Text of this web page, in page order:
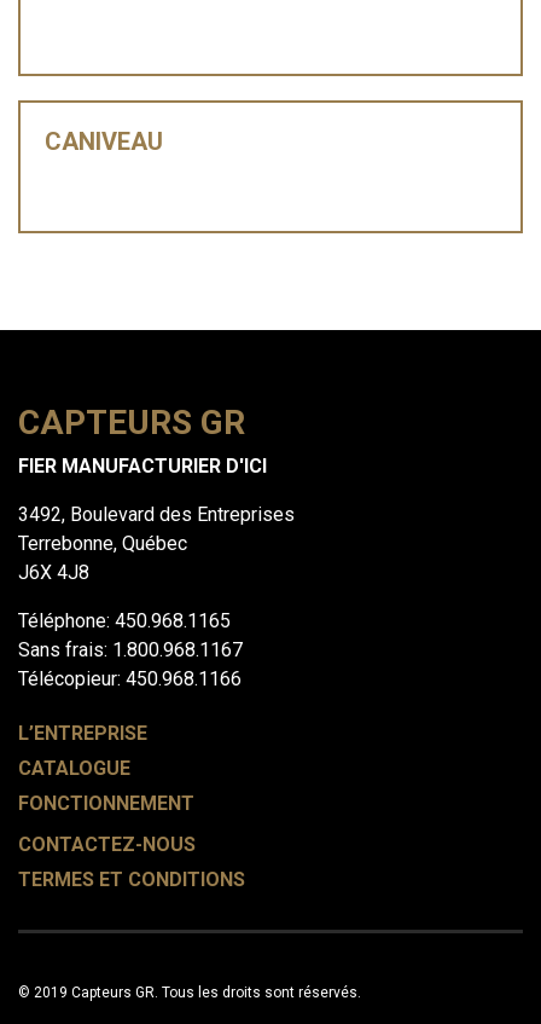
CANIVEAU
CAPTEURS GR
FIER MANUFACTURIER D'ICI
3492, Boulevard des Entreprises
Terrebonne, Québec
J6X 4J8
Téléphone: 450.968.1165
Sans frais: 1.800.968.1167
Télécopieur: 450.968.1166
L’ENTREPRISE
CATALOGUE
FONCTIONNEMENT
CONTACTEZ-NOUS
TERMES ET CONDITIONS
© 2019 Capteurs GR. Tous les droits sont réservés.